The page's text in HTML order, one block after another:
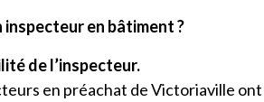
inspecteur en bâtiment ?
de l’inspecteur.
en préachat de Victoriaville ont